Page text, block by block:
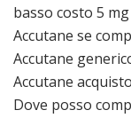
basso costo 5
Accutane se
Accutane
Accutane
Dove posso